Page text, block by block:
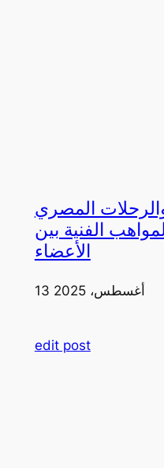
المصري
الفنية بين
الأعضاء
13 أغسطس، 2025
edit post